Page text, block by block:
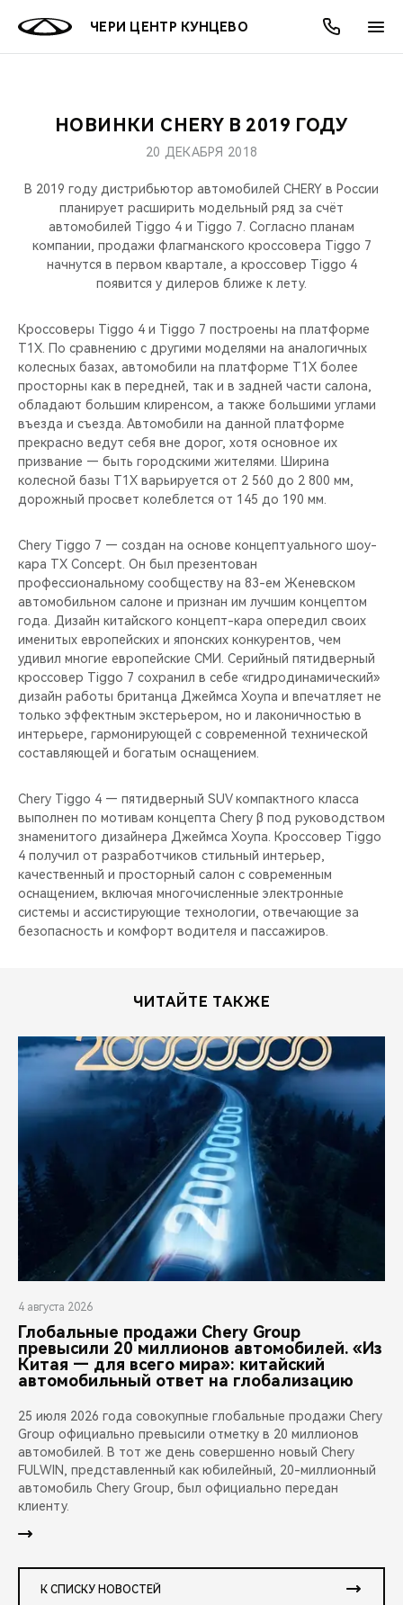
ЧЕРИ ЦЕНТР КУНЦЕВО
МОДЕЛИ
КРОССОВЕРЫ
НОВИНКИ
ПОКУПАТЕЛЯМ
КРЕДИТ И СТРАХОВАНИЕ
ВЛАДЕЛЬЦАМ
ЗАПЧАСТИ И АКСЕССУАРЫ
ПОДДЕРЖКА
МИР CHERY
О БРЕНДЕ
CHERY В СОЦСЕТЯХ
БЛАГОТВОРИТЕЛЬНОСТЬ
CHERY REMOTE
CHERY И СПОРТ
НАШИ МЕРОПРИЯТИЯ
ВИДЕООБЗОРЫ
CHERY ДЛЯ ДЕТЕЙ
АКЦИИ
ОНЛАЙН СЕРВИСЫ
КРЕДИТ
О КОМПАНИИ
МЫ В СОЦСЕТЯХ
НОВИНКИ CHERY В 2019 ГОДУ
20 ДЕКАБРЯ 2018
В 2019 году дистрибьютор автомобилей CHERY в России
планирует расширить модельный ряд за счёт
автомобилей Tiggo 4 и Tiggo 7. Согласно планам
компании, продажи флагманского кроссовера Tiggo 7
начнутся в первом квартале, а кроссовер Tiggo 4
появится у дилеров ближе к лету.
Кроссоверы Tiggo 4 и Tiggo 7 построены на платформе
T1X. По сравнению с другими моделями на аналогичных
колесных базах, автомобили на платформе T1X более
просторны как в передней, так и в задней части салона,
обладают большим клиренсом, а также большими углами
въезда и съезда. Автомобили на данной платформе
прекрасно ведут себя вне дорог, хотя основное их
призвание — быть городскими жителями. Ширина
колесной базы T1X варьируется от 2 560 до 2 800 мм,
дорожный просвет колеблется от 145 до 190 мм.
Chery Tiggo 7 — создан на основе концептуального шоу-
кара TX Concept. Он был презентован
профессиональному сообществу на 83-ем Женевском
автомобильном салоне и признан им лучшим концептом
года. Дизайн китайского концепт-кара опередил своих
именитых европейских и японских конкурентов, чем
удивил многие европейские СМИ. Серийный пятидверный
кроссовер Tiggo 7 сохранил в себе «гидродинамический»
дизайн работы британца Джеймса Хоупа и впечатляет не
только эффектным экстерьером, но и лаконичностью в
интерьере, гармонирующей с современной технической
составляющей и богатым оснащением.
Chery Tiggo 4 — пятидверный SUV компактного класса
выполнен по мотивам концепта Chery β под руководством
знаменитого дизайнера Джеймса Хоупа. Кроссовер Tiggo
4 получил от разработчиков стильный интерьер,
качественный и просторный салон с современным
оснащением, включая многочисленные электронные
системы и ассистирующие технологии, отвечающие за
безопасность и комфорт водителя и пассажиров.
ЧИТАЙТЕ ТАКЖЕ
4 августа 2026
Глобальные продажи Chery Group
превысили 20 миллионов автомобилей. «Из
Китая — для всего мира»: китайский
автомобильный ответ на глобализацию
25 июля 2026 года совокупные глобальные продажи Chery
Group официально превысили отметку в 20 миллионов
автомобилей. В тот же день совершенно новый Chery
FULWIN, представленный как юбилейный, 20-миллионный
автомобиль Chery Group, был официально передан
клиенту.
К СПИСКУ НОВОСТЕЙ